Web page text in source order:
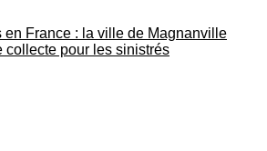
en France : la ville de Magnanville
collecte pour les sinistrés